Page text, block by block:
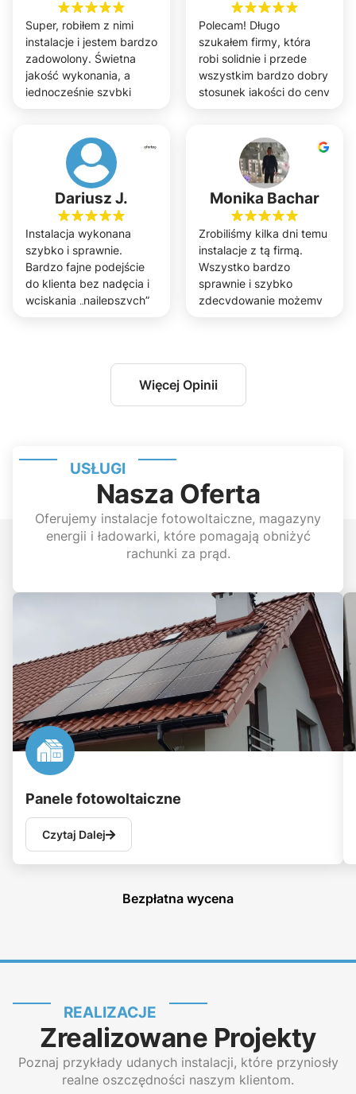
Super, robiłem z nimi
instalacje i jestem bardzo
zadowolony. Świetna
jakość wykonania, a
jednocześnie szybki
Polecam! Długo
szukałem firmy, która
robi solidnie i przede
wszystkim bardzo dobry
stosunek jakości do ceny
Dariusz J.
Instalacja wykonana
szybko i sprawnie.
Bardzo fajne podejście
do klienta bez nadęcia i
wciskania „najlepszych”
jest takie oczywiste.
Monika Bachar
Zrobiliśmy kilka dni temu
instalacje z tą firmą.
Wszystko bardzo
sprawnie i szybko
zdecydowanie możemy
Więcej Opinii
USŁUGI
Nasza Oferta
Oferujemy instalacje fotowoltaiczne, magazyny
energii i ładowarki, które pomagają obniżyć
rachunki za prąd.
Panele fotowoltaiczne
Czytaj Dalej
Bezpłatna wycena
REALIZACJE
Zrealizowane Projekty
Poznaj przykłady udanych instalacji, które przyniosły
realne oszczędności naszym klientom.